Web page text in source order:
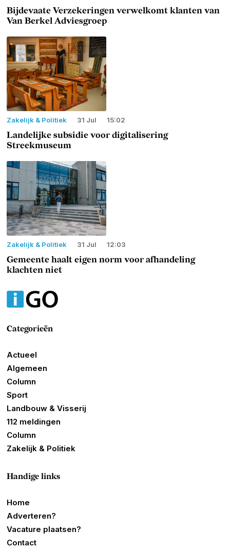
Bijdevaate Verzekeringen verwelkomt klanten van
Van Berkel Adviesgroep
Zakelijk & Politiek 31 Jul 15:02
Landelijke subsidie voor digitalisering
Streekmuseum
Zakelijk & Politiek 31 Jul 12:03
Gemeente haalt eigen norm voor afhandeling
klachten niet
Categorieën
Actueel
Algemeen
Column
Sport
Landbouw & Visserij
112 meldingen
Column
Zakelijk & Politiek
Handige links
Home
Adverteren?
Vacature plaatsen?
Contact